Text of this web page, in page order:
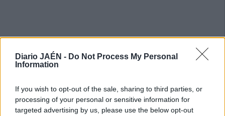
Diario JAÉN - Do Not Process My Personal
Information
If you wish to opt-out of the sale, sharing to third parties, or
processing of your personal or sensitive information for
targeted advertising by us, please use the below opt-out